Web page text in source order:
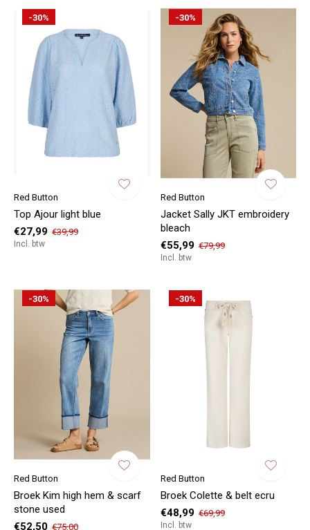
-30%
Red Button
Top Ajour light blue
€27,99 €39,99
Incl. btw
-30%
Red Button
Jacket Sally JKT embroidery
bleach
€55,99 €79,99
Incl. btw
-30%
Red Button
Broek Kim high hem & scarf
stone used
€52,50 €75,00
-30%
Red Button
Broek Colette & belt ecru
€48,99 €69,99
Incl. btw